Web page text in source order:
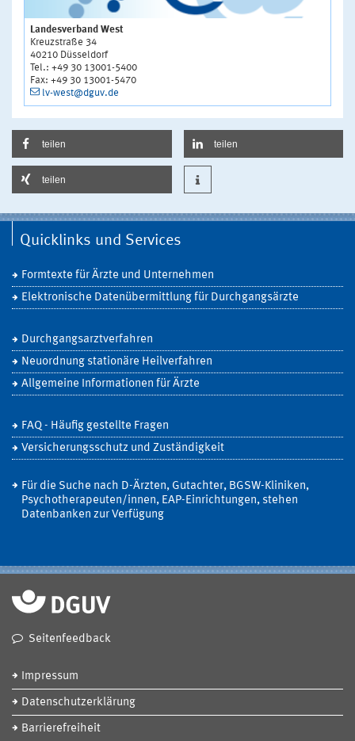
Landesverband West
Kreuzstraße 34
40210 Düsseldorf
Tel.: +49 30 13001-5400
Fax: +49 30 13001-5470
lv-west@dguv.de
teilen teilen
teilen
Quicklinks und Services
Formtexte für Ärzte und Unternehmen
Elektronische Datenübermittlung für Durchgangsärzte
Durchgangsarztverfahren
Neuordnung stationäre Heilverfahren
Allgemeine Informationen für Ärzte
FAQ - Häufig gestellte Fragen
Versicherungsschutz und Zuständigkeit
Für die Suche nach D-Ärzten, Gutachter, BGSW-Kliniken,
Psychotherapeuten/innen, EAP-Einrichtungen, stehen
Datenbanken zur Verfügung
Seitenfeedback
Impressum
Datenschutzerklärung
Barrierefreiheit